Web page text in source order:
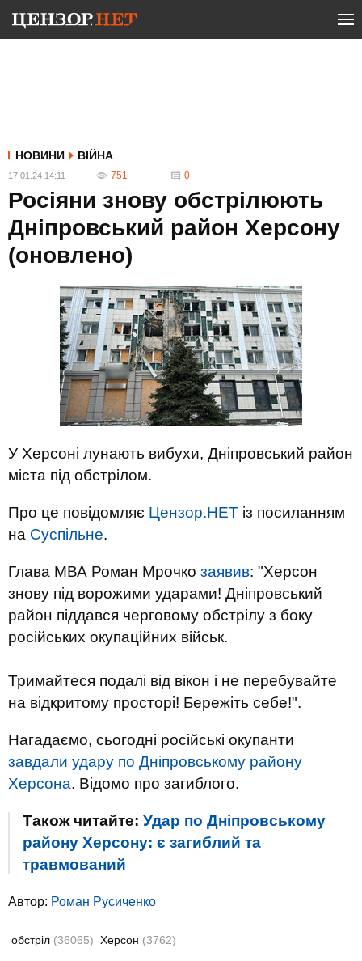
НОВИНИ ВІЙНА
17.01.24 14:11 751 0
Росіяни знову обстрілюють
Дніпровський район Херсону
(оновлено)
У Херсоні лунають вибухи, Дніпровський район
міста під обстрілом.
Про це повідомляє Цензор.НЕТ із посиланням
на Суспільне.
Глава МВА Роман Мрочко заявив: "Херсон
знову під ворожими ударами! Дніпровський
район піддався черговому обстрілу з боку
російських окупаційних військ.
Тримайтеся подалі від вікон і не перебувайте
на відкритому просторі! Бережіть себе!".
Нагадаємо, сьогодні російські окупанти
завдали удару по Дніпровському району
Херсона. Відомо про загиблого.
Також читайте: Удар по Дніпровському
району Херсону: є загиблий та
травмований
Автор: Роман Русиченко
обстріл (36065) Херсон (3762)